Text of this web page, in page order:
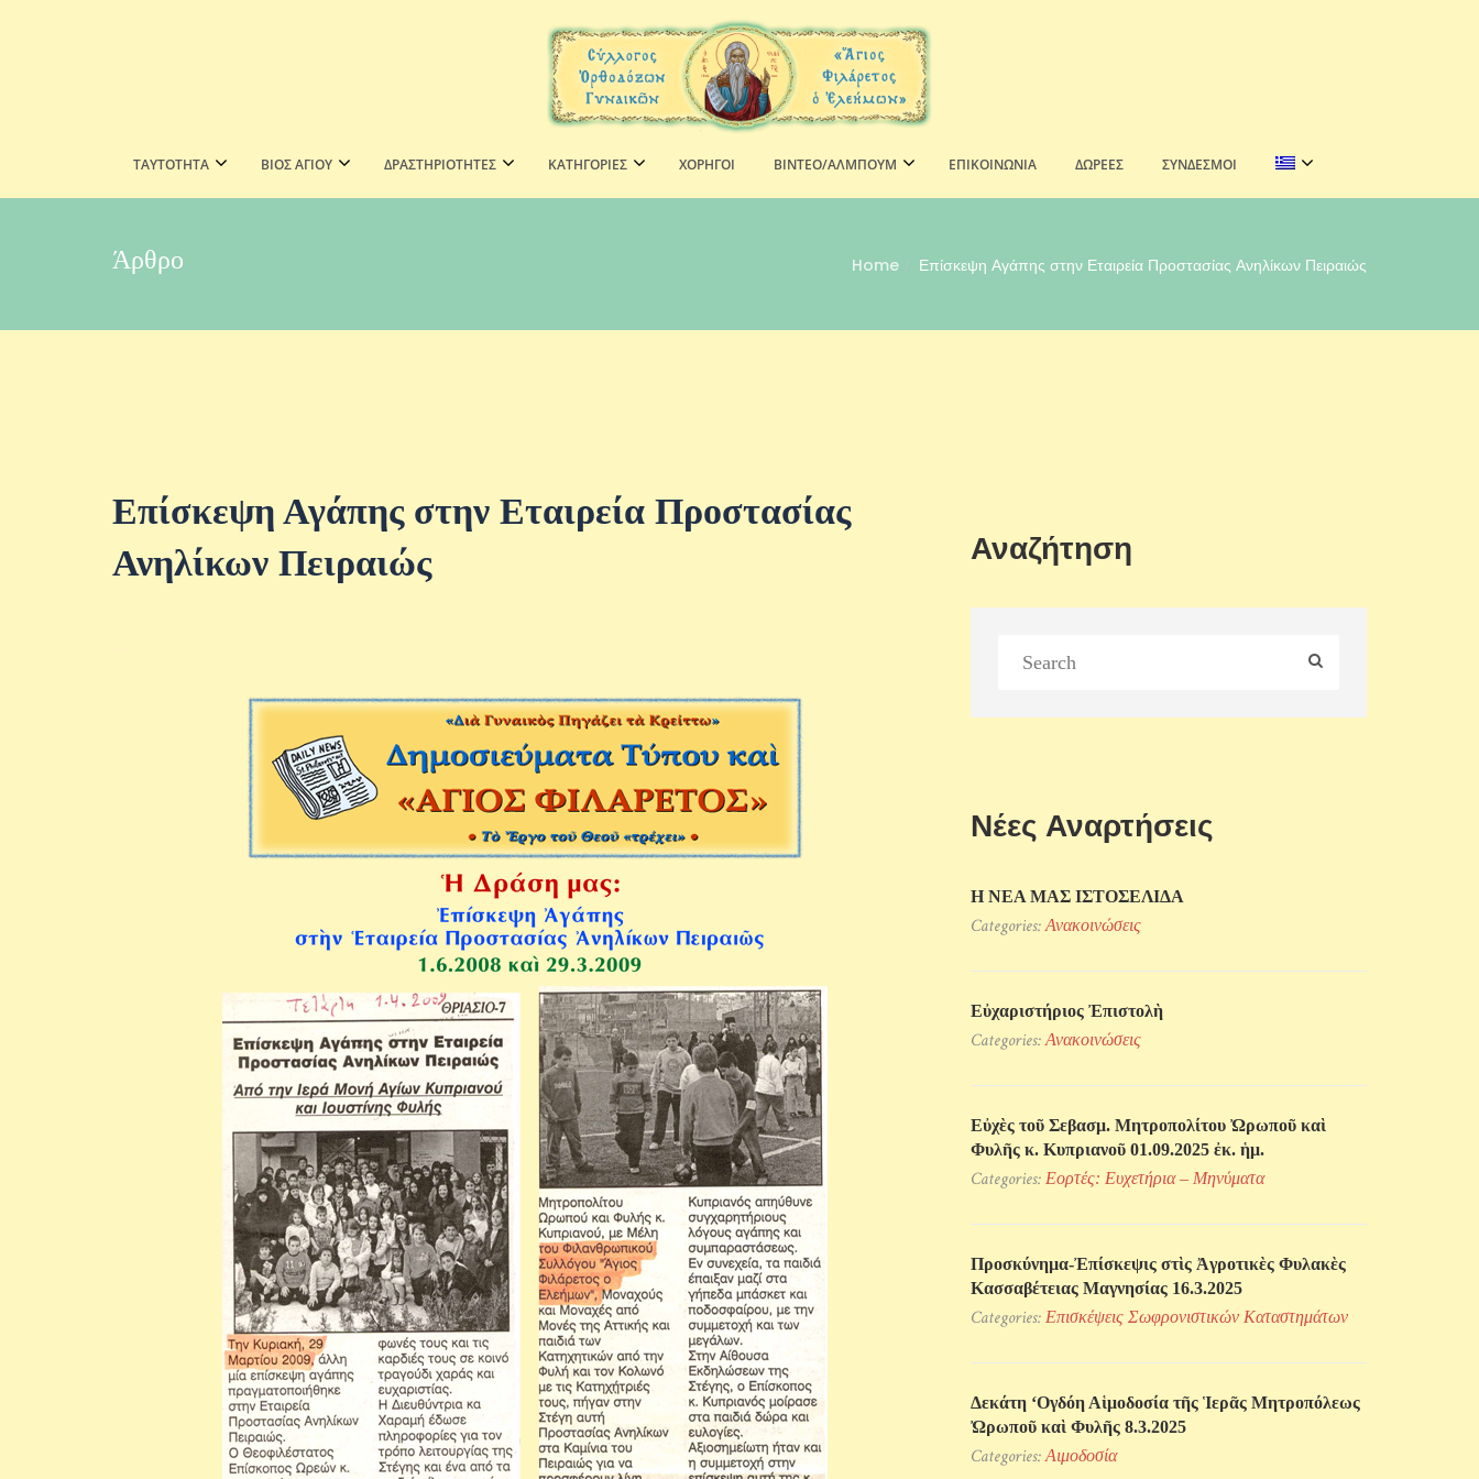
ΤΑΥΤΟΤΗΤΑ ΒΙΟΣ ΑΓΙΟΥ ΔΡΑΣΤΗΡΙΟΤΗΤΕΣ ΚΑΤΗΓΟΡΙΕΣ ΧΟΡΗΓΟΊ ΒΙΝΤΕΟ/ΑΛΜΠΟΥΜ ΕΠΙΚΟΙΝΩΝΊΑ ΔΩΡΕΈΣ ΣΎΝΔΕΣΜΟΙ
Άρθρο Home Επίσκεψη Αγάπης στην Εταιρεία Προστασίας Ανηλίκων Πειραιώς
Επίσκεψη Αγάπης στην Εταιρεία Προστασίας
Ανηλίκων Πειραιώς
Αναζήτηση
Νέες Αναρτήσεις
Η ΝΕΑ ΜΑΣ ΙΣΤΟΣΕΛΙΔΑ
Categories:Ανακοινώσεις
Εὐχαριστήριος Ἐπιστολὴ
Categories:Ανακοινώσεις
Εὐχὲς τοῦ Σεβασμ. Μητροπολίτου Ὠρωποῦ καὶ
Φυλῆς κ. Κυπριανοῦ 01.09.2025 ἐκ. ἡμ.
Categories: Εορτές: Ευχετήρια – Μηνύματα
Προσκύνηµα-Ἐπίσκεψις στὶς Ἀγροτικὲς Φυλακὲς
Κασσαβέτειας Μαγνησίας 16.3.2025
Categories: Επισκέψεις Σωφρονιστικών Kαταστημάτων
Δεκάτη ‘Ογδόη Αἱμοδοσία τῆς Ἱερᾶς Μητροπόλεως
Ὠρωποῦ καὶ Φυλῆς 8.3.2025
Categories:Αιμοδοσία